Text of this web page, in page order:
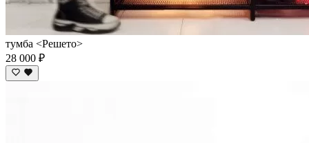
тумба <Решето>
28 000 ₽